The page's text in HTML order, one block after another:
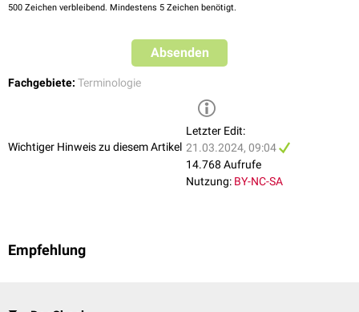
500 Zeichen verbleibend. Mindestens 5 Zeichen benötigt.
Absenden
Fachgebiete: Terminologie
Wichtiger Hinweis zu diesem Artikel
Letzter Edit:
21.03.2024, 09:04
14.768 Aufrufe
Nutzung: BY-NC-SA
Empfehlung